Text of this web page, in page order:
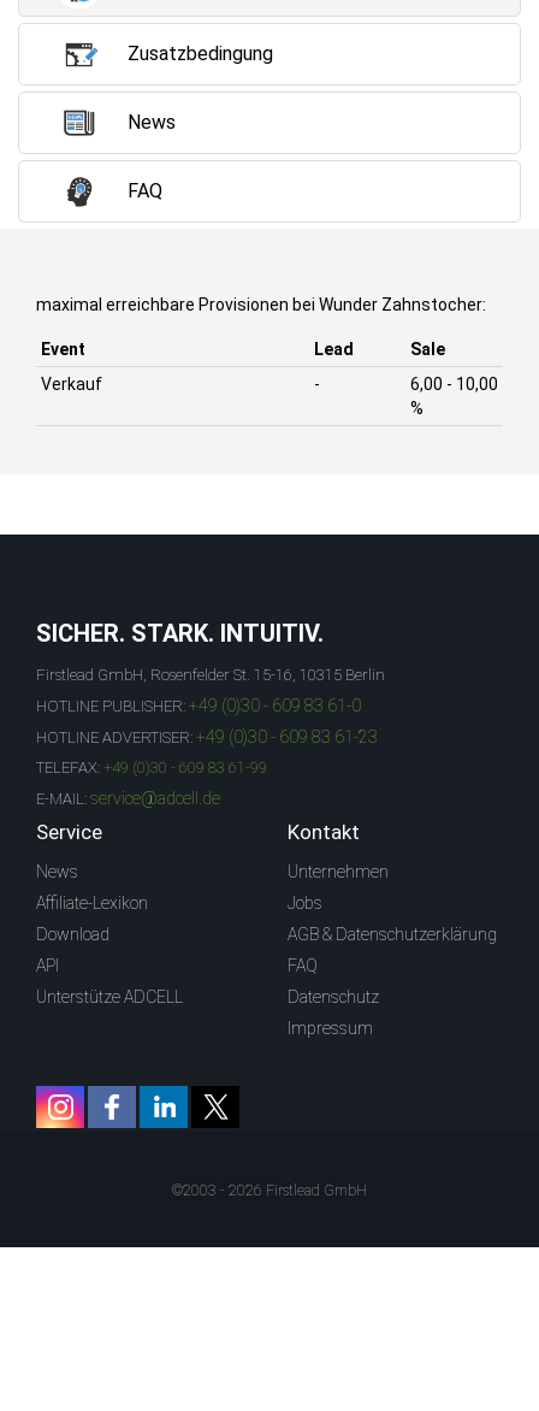
Zusatzbedingung
News
FAQ
maximal erreichbare Provisionen bei Wunder Zahnstocher:
Event Lead
Sale
Verkauf
-
6,00 - 10,00
%
SICHER. STARK. INTUITIV.
Firstlead GmbH, Rosenfelder St. 15-16, 10315 Berlin
HOTLINE PUBLISHER: +49 (0)30 - 609 83 61-0
HOTLINE ADVERTISER: +49 (0)30 - 609 83 61-23
TELEFAX: +49 (0)30 - 609 83 61-99
E-MAIL: service@adcell.de
Service
News
Affiliate-Lexikon
Download
API
Unterstütze ADCELL
Kontakt
Unternehmen
Jobs
AGB & Datenschutzerklärung
FAQ
Datenschutz
Impressum
©2003 - 2026 Firstlead GmbH